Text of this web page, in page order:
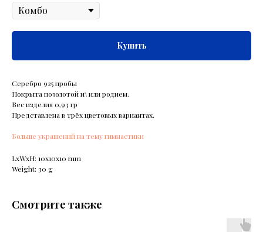
Купить
Серебро 925 пробы
Покрыта позолотой и\ или родием.
Вес изделия 0,93 гр
Представлена в трёх цветовых вариантах.
Больше украшений на тему гимнастики
LxWxH: 10x10x10 mm
Weight: 30 g
Смотрите также